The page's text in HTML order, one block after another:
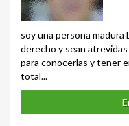
soy una persona madura
derecho y sean
para conocerlas y tener
total...